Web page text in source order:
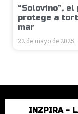
“Solovino”,
protege a
mar
22 de mayo de 2025
INZPIRA -